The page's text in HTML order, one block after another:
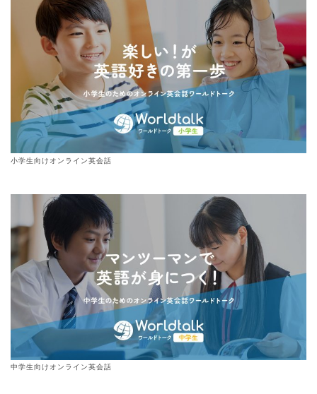
小学生向けオンライン英会話
中学生向けオンライン英会話